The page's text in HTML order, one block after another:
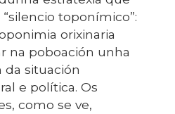
toponímico”:
orixinaria
na poboación unha
da situación
e política. Os
como se ve,